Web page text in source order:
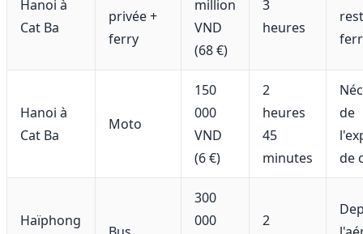
Hanoi à
Cat Ba
privée +
ferry
million
VND
(68 €)
3
heures
Hanoi à
Cat Ba
Moto
150
000
VND
(6 €)
2
heures
45
minutes
de
de
Haïphong
300
000
2